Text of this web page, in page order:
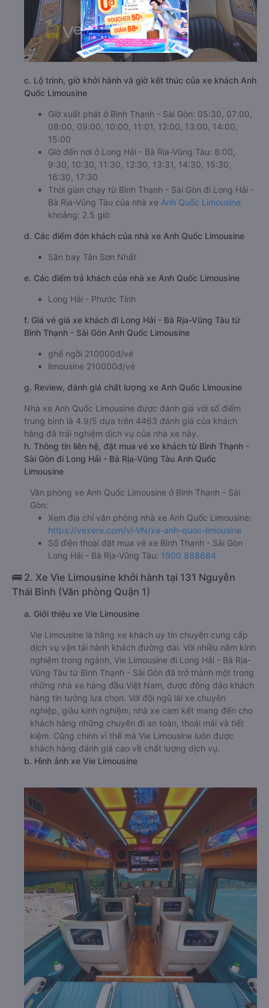
c. Lộ trình, giờ khởi hành và giờ kết thúc của xe khách Anh
Quốc Limousine
Giờ xuất phát ở Bình Thạnh - Sài Gòn: 05:30, 07:00,
08:00, 09:00, 10:00, 11:01, 12:00, 13:00, 14:00,
15:00
Giờ đến nơi ở Long Hải - Bà Rịa-Vũng Tàu: 8:00,
9:30, 10:30, 11:30, 12:30, 13:31, 14:30, 15:30,
16:30, 17:30
Thời gian chạy từ Bình Thạnh - Sài Gòn đi Long Hải -
Bà Rịa-Vũng Tàu của nhà xe Anh Quốc Limousine
khoảng: 2.5 giờ
d. Các điểm đón khách của nhà xe Anh Quốc Limousine
Sân bay Tân Sơn Nhất
e. Các điểm trả khách của nhà xe Anh Quốc Limousine
Long Hải - Phước Tỉnh
f. Giá vé giá xe khách đi Long Hải - Bà Rịa-Vũng Tàu từ
Bình Thạnh - Sài Gòn Anh Quốc Limousine
ghế ngồi 210000đ/vé
limousine 210000đ/vé
g. Review, đánh giá chất lượng xe Anh Quốc Limousine
Nhà xe Anh Quốc Limousine được đánh giá với số điểm
trung bình là 4.9/5 dựa trên 4463 đánh giá của khách
hàng đã trải nghiệm dịch vụ của nhà xe này.
h. Thông tin liên hệ, đặt mua vé xe khách từ Bình Thạnh -
Sài Gòn đi Long Hải - Bà Rịa-Vũng Tàu Anh Quốc
Limousine
Văn phòng xe Anh Quốc Limousine ở Bình Thạnh - Sài
Gòn:
Xem địa chỉ văn phòng nhà xe Anh Quốc Limousine:
https://vexere.com/vi-VN/xe-anh-quoc-limousine
Số điện thoại đặt mua vé xe Bình Thạnh - Sài Gòn
Long Hải - Bà Rịa-Vũng Tàu: 1900 888684
🚌 2. Xe Vie Limousine khởi hành tại 131 Nguyễn
Thái Bình (Văn phòng Quận 1)
a. Giới thiệu xe Vie Limousine
Vie Limousine là hãng xe khách uy tín chuyên cung cấp
dịch vụ vận tải hành khách đường dài. Với nhiều năm kinh
nghiệm trong ngành, Vie Limousine đi Long Hải - Bà Rịa-
Vũng Tàu từ Bình Thạnh - Sài Gòn đã trở thành một trong
những nhà xe hàng đầu Việt Nam, được đông đảo khách
hàng tin tưởng lựa chọn. Với đội ngũ lái xe chuyên
nghiệp, giàu kinh nghiệm, nhà xe cam kết mang đến cho
khách hàng những chuyến đi an toàn, thoải mái và tiết
kiệm. Cũng chính vì thế mà Vie Limousine luôn được
khách hàng đánh giá cao về chất lượng dịch vụ.
b. Hình ảnh xe Vie Limousine